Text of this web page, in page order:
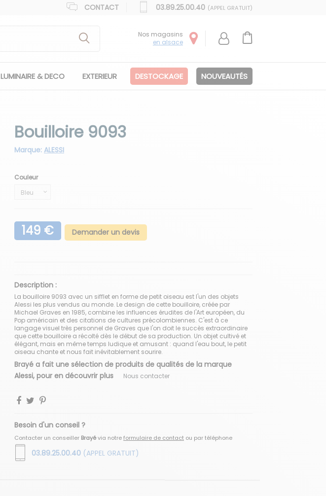
CONTACT 03.89.25.00.40 (APPEL GRATUIT)
Nos magasins
en alsace
LUMINAIRE & DECO EXTERIEUR DESTOCKAGE NOUVEAUTÉS
Bouilloire 9093
Marque: ALESSI
Couleur
149 € Demander un devis
Description :
La bouilloire 9093 avec un sifflet en forme de petit oiseau est l'un des objets
Alessi les plus vendus au monde. Le design de cette bouilloire, créée par
Michael Graves en 1985, combine les influences érudites de l'Art européen, du
Pop américain et des citations de cultures précolombiennes. C'est à ce
langage visuel très personnel de Graves que l'on doit le succès extraordinaire
que cette bouilloire a récolté dès le début de sa production. Un objet cultivé et
élégant, mais en même temps ludique et amusant : quand l'eau bout, le petit
oiseau chante et nous fait inévitablement sourire.
Brayé a fait une sélection de produits de qualités de la marque
Alessi, pour en découvrir plus
Nous contacter
Besoin d'un conseil ?
Contacter un conseiller Brayévia notreformulaire de contact ou par téléphone
03.89.25.00.40 (APPEL GRATUIT)